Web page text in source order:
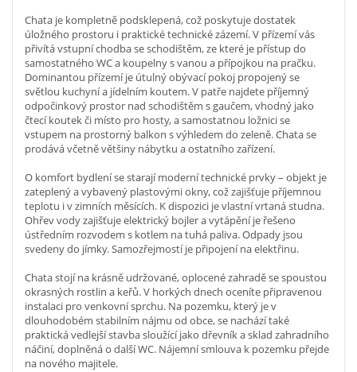
Chata je kompletně podsklepená, což poskytuje dostatek
úložného prostoru i praktické technické zázemí. V přízemí vás
přivítá vstupní chodba se schodištěm, ze které je přístup do
samostatného WC a koupelny s vanou a přípojkou na pračku.
Dominantou přízemí je útulný obývací pokoj propojený se
světlou kuchyní a jídelním koutem. V patře najdete příjemný
odpočinkový prostor nad schodištěm s gaučem, vhodný jako
čtecí koutek či místo pro hosty, a samostatnou ložnici se
vstupem na prostorný balkon s výhledem do zeleně. Chata se
prodává včetně většiny nábytku a ostatního zařízení.
O komfort bydlení se starají moderní technické prvky – objekt je
zateplený a vybavený plastovými okny, což zajišťuje příjemnou
teplotu i v zimních měsících. K dispozici je vlastní vrtaná studna.
Ohřev vody zajišťuje elektrický bojler a vytápění je řešeno
ústředním rozvodem s kotlem na tuhá paliva. Odpady jsou
svedeny do jímky. Samozřejmostí je připojení na elektřinu.
Chata stojí na krásně udržované, oplocené zahradě se spoustou
okrasných rostlin a keřů. V horkých dnech oceníte připravenou
instalaci pro venkovní sprchu. Na pozemku, který je v
dlouhodobém stabilním nájmu od obce, se nachází také
praktická vedlejší stavba sloužící jako dřevník a sklad zahradního
náčiní, doplněná o další WC. Nájemní smlouva k pozemku přejde
na nového majitele.